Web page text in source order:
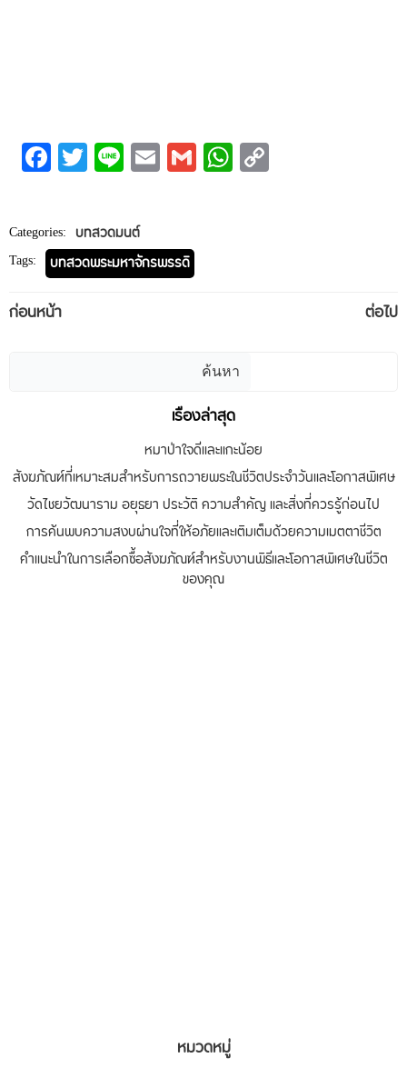
Facebook
Twitter
LineEmailGmailWhatsApp
Categories: บทสวดมนต์
Tags: บทสวดพระมหาจักรพรรดิ
Post
ก่อนหน้า
navigation
ต่อไป
ค้นหา
ค้นหา
เรื่องล่าสุด
หมาป่าใจดีและแกะน้อย
สังฆภัณฑ์ที่เหมาะสมสำหรับการถวายพระในชีวิตประจำวันและโอกาสพิเศษ
วัดไชยวัฒนาราม อยุธยา ประวัติ ความสำคัญ และสิ่งที่ควรรู้ก่อนไป
การค้นพบความสงบผ่านใจที่ให้อภัยและเติมเต็มด้วยความเมตตาชีวิต
คำแนะนำในการเลือกซื้อสังฆภัณฑ์สำหรับงานพิธีและโอกาสพิเศษในชีวิต
ของคุณ
หมวดหมู่